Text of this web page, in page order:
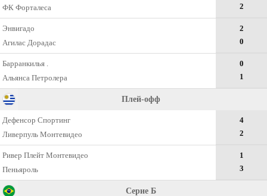
ФК Форталеса
2
Энвигадо
Агилас Дорадас
2
0
Барранкилья .
Альянса Петролера
0
1
Плей-офф
Дефенсор Спортинг
Ливерпуль Монтевидео
4
2
Ривер Плейт Монтевидео
Пеньяроль
1
3
Серие Б